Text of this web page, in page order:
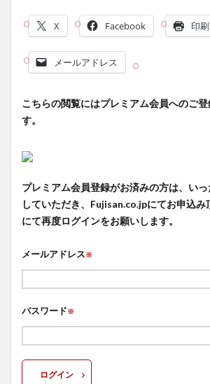
X Facebook 印刷
メールアドレス
こちらの閲覧にはプレミアム会員へのご
す。
プレミアム会員登録がお済みの方は、い
していただき、Fujisan.co.jpにてお申込み
にて再度ログインをお願いします。
メールアドレス※
パスワード※
ログイン